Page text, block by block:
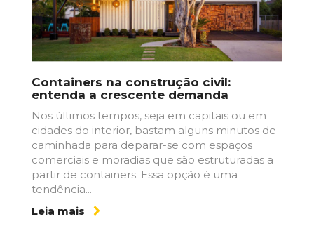
Containers na construção civil:
entenda a crescente demanda
Nos últimos tempos, seja em capitais ou em
cidades do interior, bastam alguns minutos de
caminhada para deparar-se com espaços
comerciais e moradias que são estruturadas a
partir de containers. Essa opção é uma
tendência...
Leia mais